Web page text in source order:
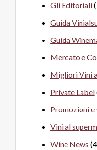
Gli Editoriali
Guida
Guida
Mercato e
Migliori Vini
Private Label
Promozioni
Vini al
Wine News